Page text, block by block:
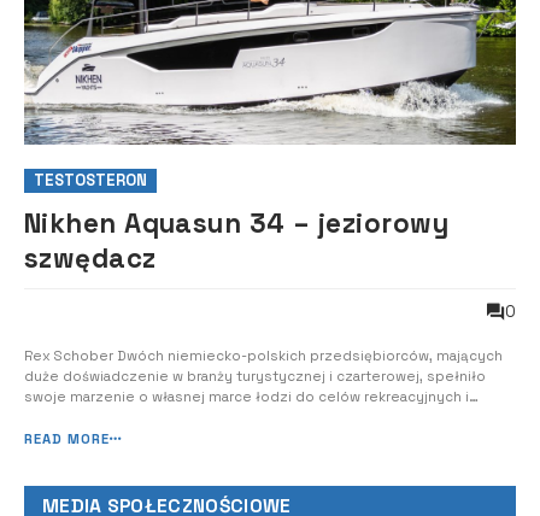
TESTOSTERON
Nikhen Aquasun 34 – jeziorowy
szwędacz
0
Rex Schober Dwóch niemiecko-polskich przedsiębiorców, mających
duże doświadczenie w branży turystycznej i czarterowej, spełniło
swoje marzenie o własnej marce łodzi do celów rekreacyjnych i
połączyli najwyższy możliwy komfort z łatwością obsługi. Stocznia
READ MORE
MEDIA SPOŁECZNOŚCIOWE